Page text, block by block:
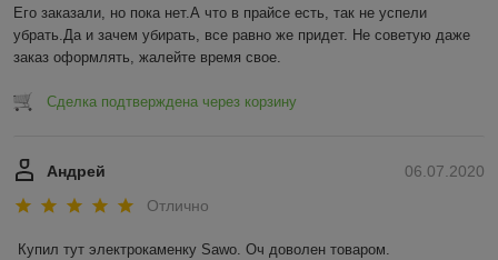
Его заказали, но пока нет.А что в прайсе есть, так не успели
убрать.Да и зачем убирать, все равно же придет. Не советую даже
заказ оформлять, жалейте время свое.
Сделка подтверждена через корзину
06.07.2020
Андрей
Отлично
Купил тут электрокаменку Sawo. Оч доволен товаром.